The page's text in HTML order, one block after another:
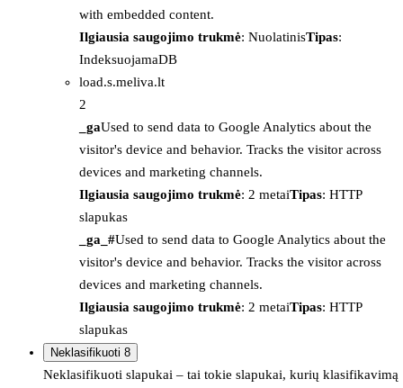
with embedded content.
Ilgiausia saugojimo trukmė: NuolatinisTipas:
IndeksuojamaDB
load.s.meliva.lt
2
_gaUsed to send data to Google Analytics about the
visitor's device and behavior. Tracks the visitor across
devices and marketing channels.
Ilgiausia saugojimo trukmė: 2 metaiTipas: HTTP
slapukas
_ga_#Used to send data to Google Analytics about the
visitor's device and behavior. Tracks the visitor across
devices and marketing channels.
Ilgiausia saugojimo trukmė: 2 metaiTipas: HTTP
slapukas
Neklasifikuoti 8
Neklasifikuoti slapukai – tai tokie slapukai, kurių klasifikavimą